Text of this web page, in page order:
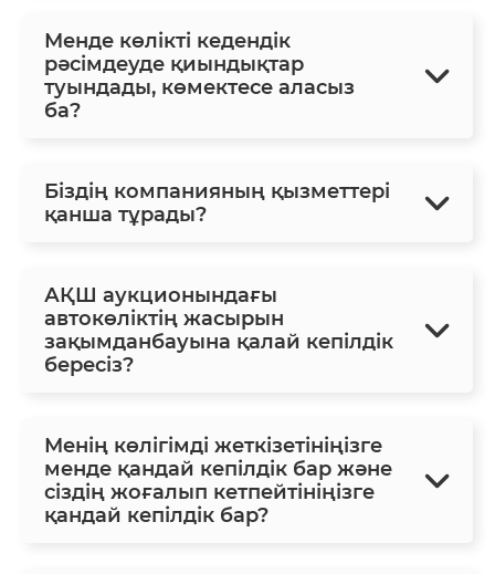
Менде көлікті кедендік
рәсімдеуде қиындықтар
туындады, көмектесе аласыз
ба?
Біздің компанияның қызметтері
қанша тұрады?
АҚШ аукционындағы
автокөліктің жасырын
зақымданбауына қалай кепілдік
бересіз?
Менің көлігімді жеткізетініңізге
менде қандай кепілдік бар және
сіздің жоғалып кетпейтініңізге
қандай кепілдік бар?